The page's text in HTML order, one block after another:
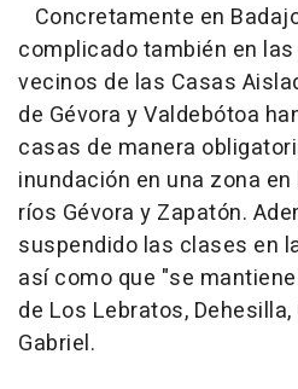
Concretamente en
complicado también en
vecinos de las Casas
de Gévora y Valdebótoa
casas de manera
inundación en una zona
ríos Gévora y Zapatón.
suspendido las clases en
así como que "se
de Los Lebratos,
Gabriel.